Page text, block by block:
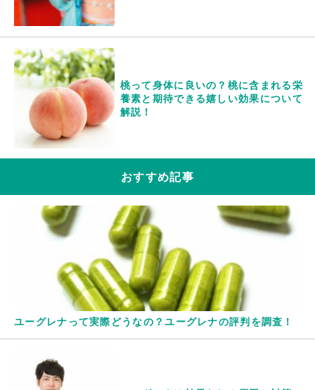
桃って身体に良いの？桃に含まれる栄
養素と期待できる嬉しい効果について
解説！
おすすめ記事
ユーグレナって実際どうなの？ユーグレナの評判を調査！